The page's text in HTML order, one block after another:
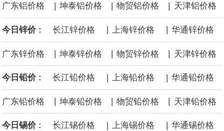
危及了经由红海向东运输原油的替代路线，但沙特方面仍下调了价
格。
广东铝价格 | 坤泰铝价格 | 物贸铝价格 | 天津铝价格
今日锌价 : 长江锌价格 上海锌价格 华通锌价格
广东锌价格 | 坤泰锌价格 | 物贸锌价格 | 天津锌价格
今日铅价 : 长江铅价格 | 上海铅价格 | 华通铅价格
广东铅价格 坤泰铅价格 物贸铅价格 天津铅价格
今日锡价 : 长江锡价格 | 上海锡价格 | 华通锡价格